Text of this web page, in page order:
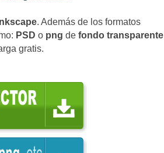
Inkscape. Además de los formatos
PSD o png de fondo transparente
gratis.